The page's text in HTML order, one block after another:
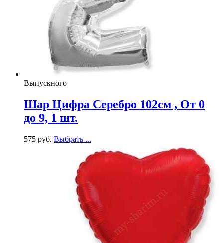
Выпускного
Шар Цифра Серебро 102см , От 0
до 9, 1 шт.
575 руб. Выбрать ...